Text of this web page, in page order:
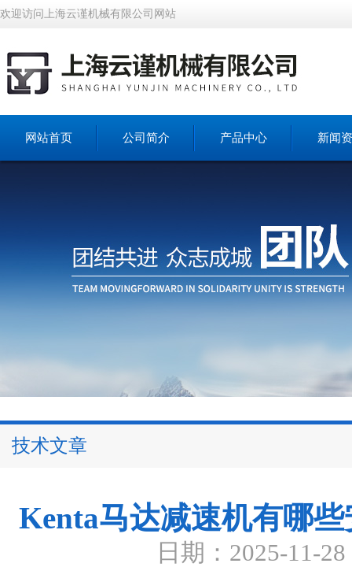
欢迎访问上海云谨机械有限公司网站
网站首页 公司简介 产品中心 新闻
技术文章
Kenta马达减速机有哪
日期：2025-11-28